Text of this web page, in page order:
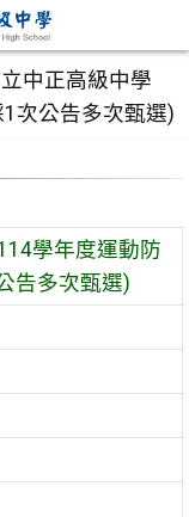
中正高級中學
次公告多次甄選)
學年度運動防
告多次甄選)